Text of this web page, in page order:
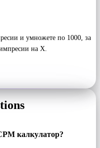
и умножете по 1000, за
на X.
калкулатор?